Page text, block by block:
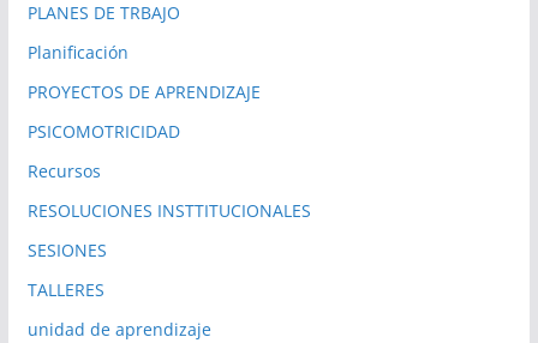
PLANES DE TRBAJO
Planificación
PROYECTOS DE APRENDIZAJE
PSICOMOTRICIDAD
Recursos
RESOLUCIONES INSTTITUCIONALES
SESIONES
TALLERES
unidad de aprendizaje